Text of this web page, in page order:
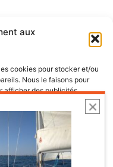
aux
cookies pour stocker et/ou
Nous le faisons pour
afficher des publicités
nous autorisera à
de navigation ou les ID
ou de retirer son
certaines fonctonnalités et